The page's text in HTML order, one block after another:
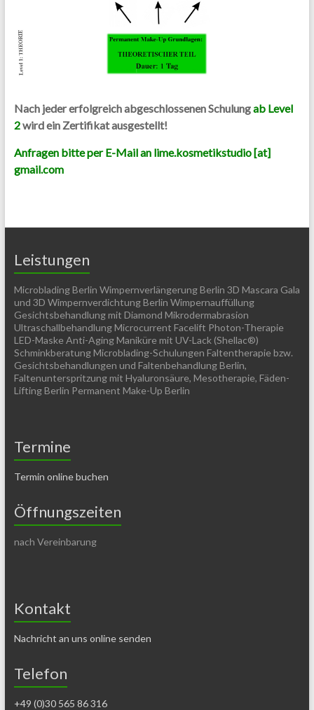
Nach jeder erfolgreich abgeschlossenen Schulungab Level
2wird ein Zertifikat ausgestellt!
Anfragen bitte per E-Mail an lime.kosmetikstudio [at]
gmail.com
Leistungen
Microblading Berlin Wimpernverlängerung Berlin 3D Mascara Gala
und 3D Wimpernverdichtung Berlin Wimpernauffüllung
Gesichtsbehandlung mit Diamond Mikrodermabrasion
Ultraschallbehandlung Microcurrent Facelift Photon-Therapie
LED-Maske Anti-Aging Maniküre mit UV-Lack (Shellac®)
Schminkberatung Microblading-Schulungen Faltentherapie bzw.
Gesichtsbehandlungen und Faltenbehandlung Berlin,
Faltenunterspritzung mit Hyaluronsäure, Mesotherapie, Fäden-
Lifting Berlin Permanent Make-Up Berlin
Termine
Termin online buchen
Öffnungszeiten
nach Vereinbarung
Kontakt
Nachricht an uns online senden
Telefon
+49 (0)30 565 86 316